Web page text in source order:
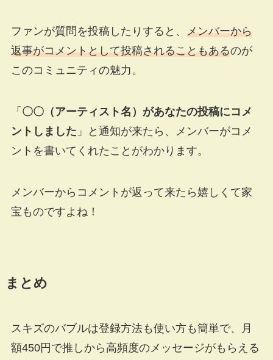
ファンが質問を投稿したりすると、 メンバーから
返事がコメントとして投稿されることもあるのが
このコミュニティの魅力。
「 〇〇（アーティスト名）があなたの投稿にコメ
ントしました 」と通知が来たら、メンバーがコメ
ントを書いてくれたことがわかります。
メンバーからコメントが返って来たら嬉しくて家
宝ものですよね！
まとめ
スキズのバブルは登録方法も使い方も簡単で、月
額450円で推しから高頻度のメッセージがもらえる